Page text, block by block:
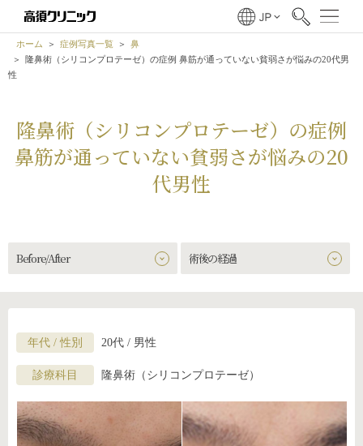
ホーム 症例写真一覧
鼻
隆鼻術（シリコンプロテーゼ）の症例 鼻筋が通っていない貧弱さが悩みの20代男
性
隆鼻術（シリコンプロテーゼ）の症例
鼻筋が通っていない貧弱さが悩みの20
代男性
Before/After 術後の経過
年代 / 性別 20代 / 男性
診療科目 隆鼻術（シリコンプロテーゼ）